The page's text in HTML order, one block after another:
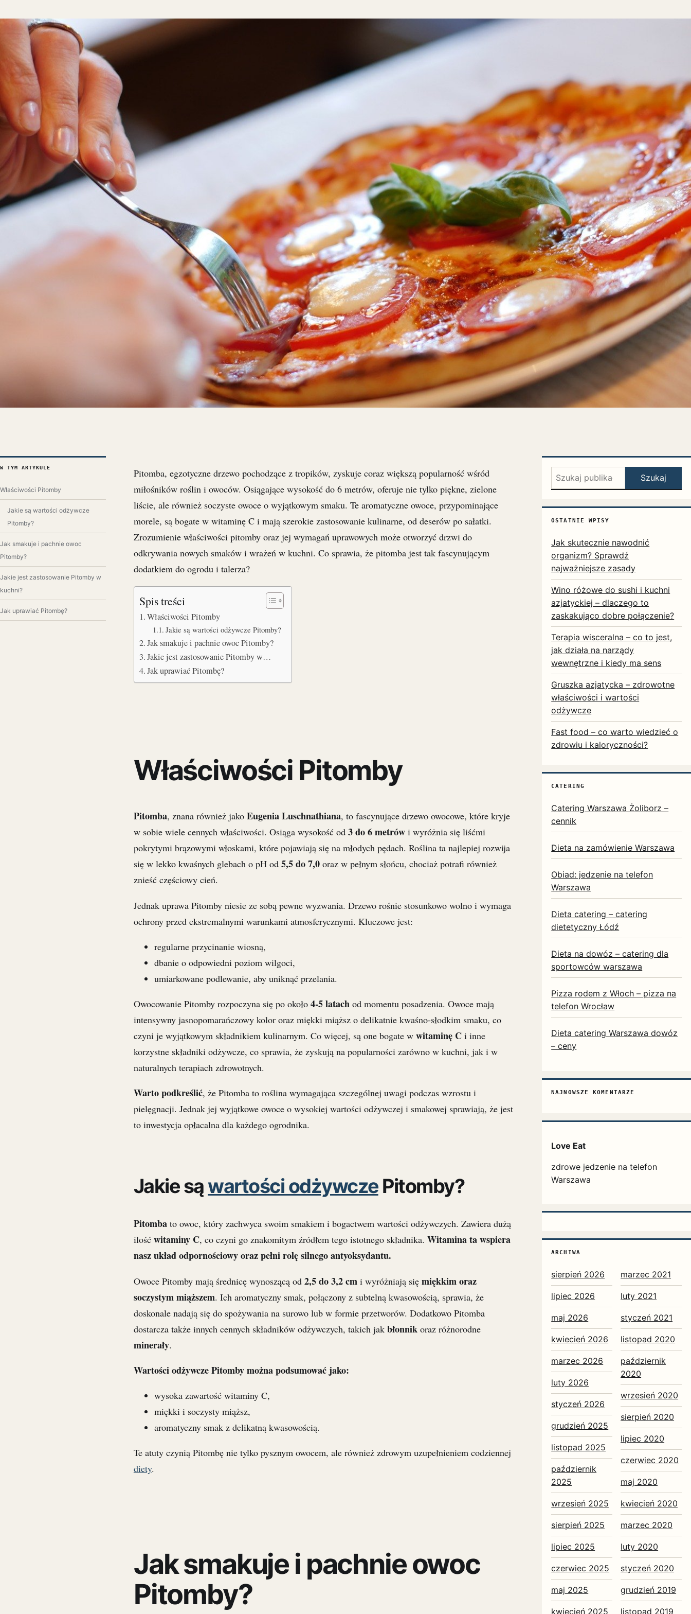
W TYM ARTYKULE
Właściwości Pitomby
Jakie są wartości odżywcze
Pitomby?
Jak smakuje i pachnie owoc
Pitomby?
Jakie jest zastosowanie Pitomby w
kuchni?
Jak uprawiać Pitombę?
Pitomba, egzotyczne drzewo pochodzące z tropików, zyskuje coraz większą popularność wśród
miłośników roślin i owoców. Osiągające wysokość do 6 metrów, oferuje nie tylko piękne, zielone
liście, ale również soczyste owoce o wyjątkowym smaku. Te aromatyczne owoce, przypominające
morele, są bogate w witaminę C i mają szerokie zastosowanie kulinarne, od deserów po sałatki.
Zrozumienie właściwości pitomby oraz jej wymagań uprawowych może otworzyć drzwi do
odkrywania nowych smaków i wrażeń w kuchni. Co sprawia, że pitomba jest tak fascynującym
dodatkiem do ogrodu i talerza?
Spis treści
Właściwości Pitomby
Jakie są wartości odżywcze Pitomby?
Jak smakuje i pachnie owoc Pitomby?
Jakie jest zastosowanie Pitomby w…
Jak uprawiać Pitombę?
Właściwości Pitomby
Pitomba, znana również jako Eugenia Luschnathiana, to fascynujące drzewo owocowe, które kryje
w sobie wiele cennych właściwości. Osiąga wysokość od 3 do 6 metrówi wyróżnia się liśćmi
pokrytymi brązowymi włoskami, które pojawiają się na młodych pędach. Roślina ta najlepiej rozwija
się w lekko kwaśnych glebach o pH od 5,5 do 7,0oraz w pełnym słońcu, chociaż potrafi również
znieść częściowy cień.
Jednak uprawa Pitomby niesie ze sobą pewne wyzwania. Drzewo rośnie stosunkowo wolno i wymaga
ochrony przed ekstremalnymi warunkami atmosferycznymi. Kluczowe jest:
regularne przycinanie wiosną,
dbanie o odpowiedni poziom wilgoci,
umiarkowane podlewanie, aby uniknąć przelania.
Owocowanie Pitomby rozpoczyna się po około 4-5 latachod momentu posadzenia. Owoce mają
intensywny jasnopomarańczowy kolor oraz miękki miąższ o delikatnie kwaśno-słodkim smaku, co
czyni je wyjątkowym składnikiem kulinarnym. Co więcej, są one bogate w witaminę Ci inne
korzystne składniki odżywcze, co sprawia, że zyskują na popularności zarówno w kuchni, jak i w
naturalnych terapiach zdrowotnych.
Warto podkreślić, że Pitomba to roślina wymagająca szczególnej uwagi podczas wzrostu i
pielęgnacji. Jednak jej wyjątkowe owoce o wysokiej wartości odżywczej i smakowej sprawiają, że jest
to inwestycja opłacalna dla każdego ogrodnika.
Jakie są wartości odżywczePitomby?
Pitombato owoc, który zachwyca swoim smakiem i bogactwem wartości odżywczych. Zawiera dużą
ilość witaminy C, co czyni go znakomitym źródłem tego istotnego składnika. Witamina ta wspiera
nasz układ odpornościowy oraz pełni rolę silnego antyoksydantu.
Owoce Pitomby mają średnicę wynoszącą od 2,5 do 3,2 cm i wyróżniają się miękkim oraz
soczystym miąższem. Ich aromatyczny smak, połączony z subtelną kwasowością, sprawia, że
doskonale nadają się do spożywania na surowo lub w formie przetworów. Dodatkowo Pitomba
dostarcza także innych cennych składników odżywczych, takich jak błonnikoraz różnorodne
minerały.
Wartości odżywcze Pitomby można podsumować jako:
wysoka zawartość witaminy C,
miękki i soczysty miąższ,
aromatyczny smak z delikatną kwasowością.
Te atuty czynią Pitombę nie tylko pysznym owocem, ale również zdrowym uzupełnieniem codziennej
diety.
Jak smakuje i pachnie owoc
Pitomby?
Szukaj: Szukaj
OSTATNIE WPISY
Jak skutecznie nawodnić
organizm? Sprawdź
najważniejsze zasady
Wino różowe do sushi i kuchni
azjatyckiej – dlaczego to
zaskakująco dobre połączenie?
Terapia wisceralna – co to jest,
jak działa na narządy
wewnętrzne i kiedy ma sens
Gruszka azjatycka – zdrowotne
właściwości i wartości
odżywcze
Fast food – co warto wiedzieć o
zdrowiu i kaloryczności?
CATERING
Catering Warszawa Żoliborz –
cennik
Dieta na zamówienie Warszawa
Obiad: jedzenie na telefon
Warszawa
Dieta catering – catering
dietetyczny Łódź
Dieta na dowóz – catering dla
sportowców warszawa
Pizza rodem z Włoch – pizza na
telefon Wrocław
Dieta catering Warszawa dowóz
– ceny
NAJNOWSZE KOMENTARZE
Love Eat
zdrowe jedzenie na telefon
Warszawa
ARCHIWA
sierpień 2026
lipiec 2026
maj 2026
kwiecień 2026
marzec 2026
luty 2026
styczeń 2026
grudzień 2025
listopad 2025
październik
2025
wrzesień 2025
sierpień 2025
lipiec 2025
czerwiec 2025
maj 2025
kwiecień 2025
marzec 2021
luty 2021
styczeń 2021
listopad 2020
październik
2020
wrzesień 2020
sierpień 2020
lipiec 2020
czerwiec 2020
maj 2020
kwiecień 2020
marzec 2020
luty 2020
styczeń 2020
grudzień 2019
listopad 2019